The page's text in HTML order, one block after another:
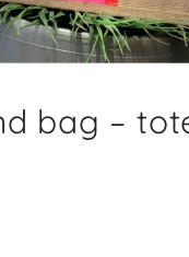
bag –